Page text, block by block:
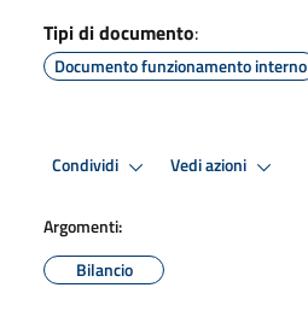
Tipi di documento:
Documento funzionamento interno
Condividi Vedi azioni
Argomenti:
Bilancio